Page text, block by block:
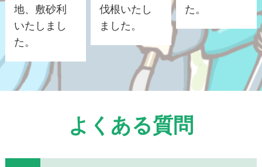
地、敷砂利
いたしまし
た。
伐根いたし
ました。
た。
よくある質問